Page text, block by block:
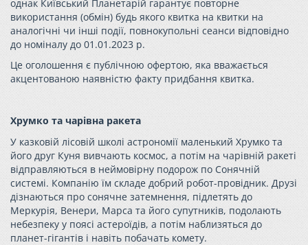
однак Київський Планетарій гарантує повторне
використання (обмін) будь якого квитка на квитки на
аналогічні чи інші події, повнокупольні сеанси відповідно
до номіналу до 01.01.2023 р.
Це оголошення є публічною офертою, яка вважається
акцентованою наявністю факту придбання квитка.
Хрумко та чарівна ракета
У казковій лісовій школі астрономії маленький Хрумко та
його друг Куня вивчають космос, а потім на чарівній ракеті
відправляються в неймовірну подорож по Сонячній
системі. Компанію їм складе добрий робот-провідник. Друзі
дізнаються про сонячне затемнення, підлетять до
Меркурія, Венери, Марса та його супутників, подолають
небезпеку у поясі астероїдів, а потім наблизяться до
планет-гігантів і навіть побачать комету.